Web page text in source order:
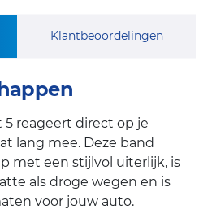
Klantbeoordelingen
5 reageert direct op je
lang mee. Deze band
met een stijlvol uiterlijk, is
als droge wegen en is
voor jouw auto.